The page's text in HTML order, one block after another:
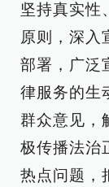
坚持真实性
原则，深入
部署，广泛
律服务的生
群众意见，
极传播法治
热点问题，